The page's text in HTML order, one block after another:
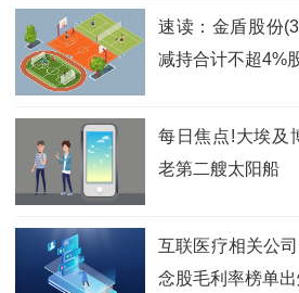
速读：金盾股份
减持合计不超4%
每日焦点!大埃及
老第二艘太阳船
互联医疗相关公
念股毛利率榜单出